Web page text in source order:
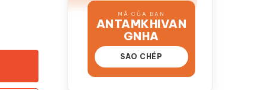
MÃ CỦA BẠN
ANTAMKHIVAN
GNHA
SAO CHÉP